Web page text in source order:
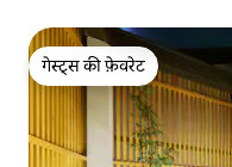
गेस्ट्स की फ़ेवरेट
गेस्ट्स की फ़ेवरेट